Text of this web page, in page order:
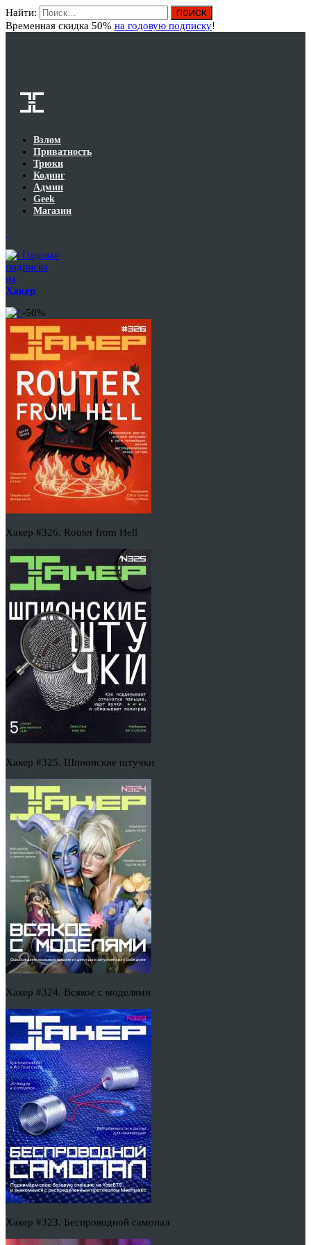
Найти:
Временная скидка 50% на годовую подписку!
Взлом
Приватность
Трюки
Кодинг
Админ
Geek
Магазин
Годовая
подписка
на
Хакер
-50%
Хакер #326. Router from Hell
Хакер #325. Шпионские штучки
Хакер #324. Всякое с моделями
Хакер #323. Беспроводной самопал